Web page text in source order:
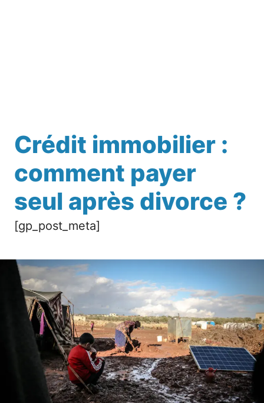
Crédit immobilier :
comment payer
seul après divorce ?
[gp_post_meta]